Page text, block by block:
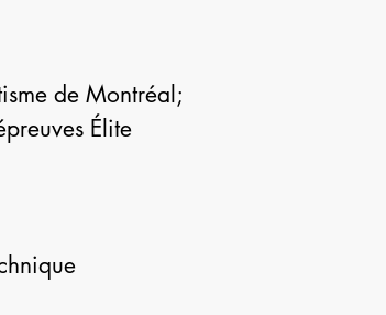
de Montréal;
Élite